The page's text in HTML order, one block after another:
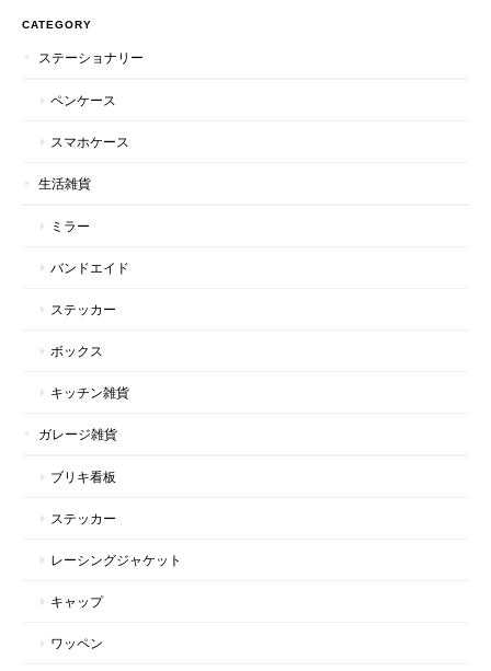
CATEGORY
ステーショナリー
ペンケース
スマホケース
生活雑貨
ミラー
バンドエイド
ステッカー
ボックス
キッチン雑貨
ガレージ雑貨
ブリキ看板
ステッカー
レーシングジャケット
キャップ
ワッペン